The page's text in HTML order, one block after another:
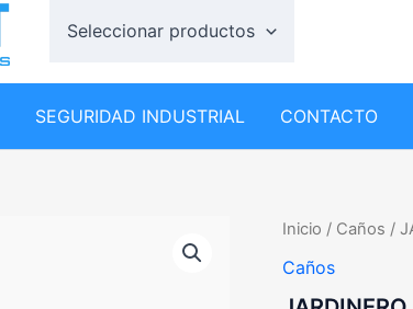
Seleccionar productos
SEGURIDAD INDUSTRIAL CONTACTO
Inicio / Caños /
Caños